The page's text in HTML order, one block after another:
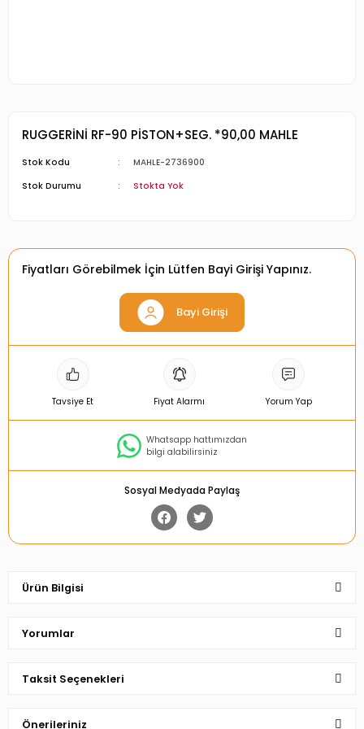
RUGGERİNİ RF-90 PİSTON+SEG. *90,00 MAHLE
Stok Kodu
MAHLE-2736900
Stok Durumu
Stokta Yok
Fiyatları Görebilmek İçin Lütfen Bayi Girişi Yapınız.
Bayi Girişi
Tavsiye Et Fiyat Alarmı Yorum Yap
Whatsapp hattımızdan
bilgi alabilirsiniz
Sosyal Medyada Paylaş
Ürün Bilgisi
Yorumlar
Taksit Seçenekleri
Önerileriniz